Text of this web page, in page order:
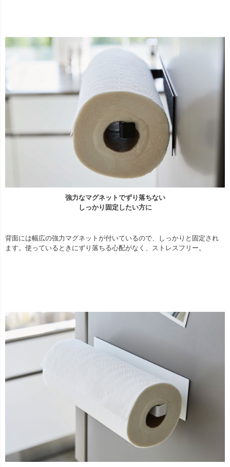
強力なマグネットでずり落ちない
しっかり固定したい方に
背面には幅広の強力マグネットが付いているので、しっかりと固定され
ます。使っているときにずり落ちる心配がなく、ストレスフリー。